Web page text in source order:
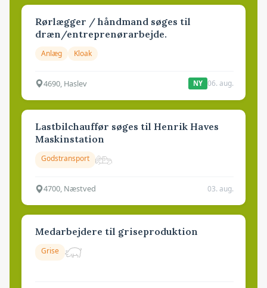
Rørlægger / håndmand søges til
dræn/entreprenørarbejde.
Anlæg Kloak
4690, Haslev NY 06. aug.
Lastbilchauffør søges til Henrik Haves
Maskinstation
Godstransport
4700, Næstved 03. aug.
Medarbejdere til griseproduktion
Grise